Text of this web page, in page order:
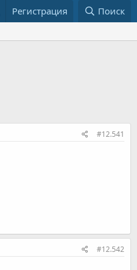
Регистрация Поиск
#12.541
#12.542